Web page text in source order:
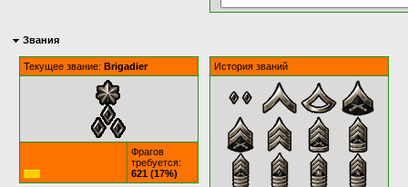
Звания
Текущее звание: Brigadier
Фрагов
требуется:
621 (17%)
История званий